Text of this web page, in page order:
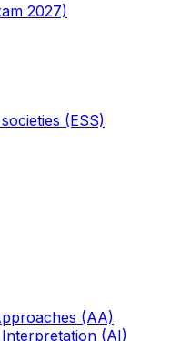
2027)
(ESS)
(AA)
(AI)